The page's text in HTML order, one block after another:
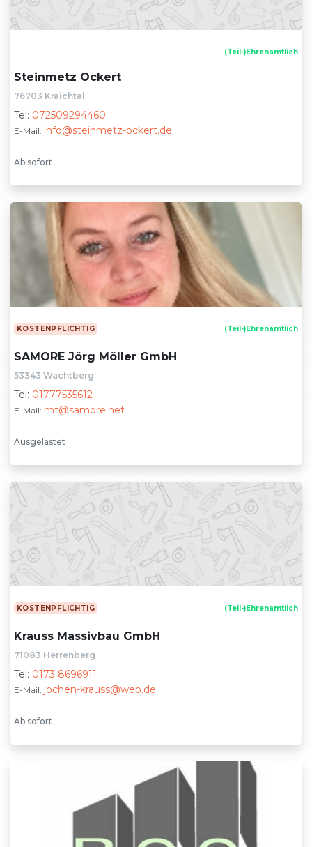
(Teil-)Ehrenamtlich
Steinmetz Ockert
76703 Kraichtal
Tel: 072509294460
E-Mail: info@steinmetz-ockert.de
Ab sofort
KOSTENPFLICHTIG (Teil-)Ehrenamtlich
SAMORE Jörg Möller GmbH
53343 Wachtberg
Tel: 01777535612
E-Mail: mt@samore.net
Ausgelastet
KOSTENPFLICHTIG (Teil-)Ehrenamtlich
Krauss Massivbau GmbH
71083 Herrenberg
Tel: 0173 8696911
E-Mail: jochen-krauss@web.de
Ab sofort